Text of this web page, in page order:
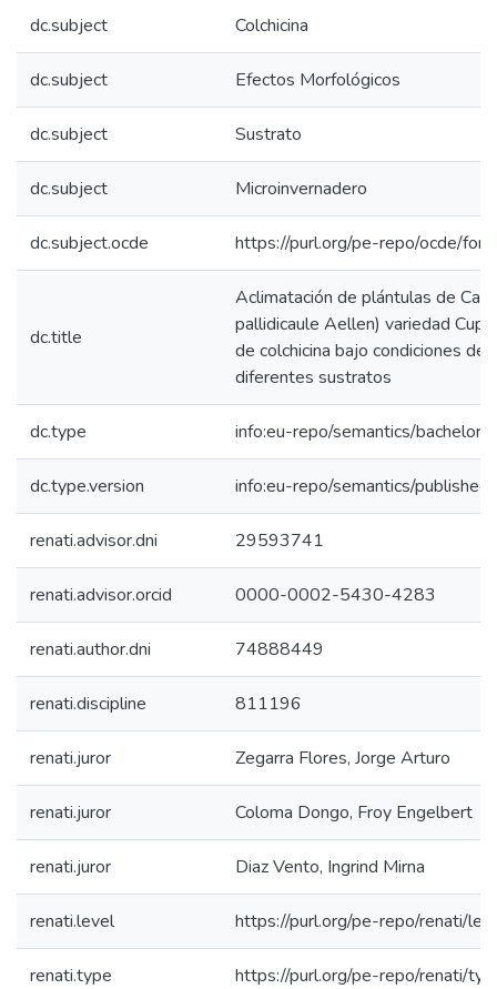
dc.subject Colchicina
dc.subject Efectos Morfológicos
dc.subject Sustrato
dc.subject Microinvernadero
dc.subject.ocde https://purl.org/pe-repo/ocde/
dc.title
Aclimatación de plántulas de
pallidicaule Aellen) variedad Cupi
de colchicina bajo condiciones de
diferentes sustratos
dc.type info:eu-repo/semantics/
dc.type.version info:eu-repo/semantics/
renati.advisor.dni 29593741
renati.advisor.orcid 0000-0002-5430-4283
renati.author.dni 74888449
renati.discipline 811196
renati.juror Zegarra Flores, Jorge Arturo
renati.juror Coloma Dongo, Froy Engelbert
renati.juror Diaz Vento, Ingrind Mirna
renati.level https://purl.org/pe-repo/renati/
renati.type https://purl.org/pe-repo/renati/